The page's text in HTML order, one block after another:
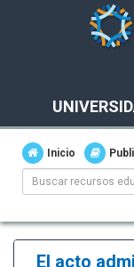
Inicio
El acto